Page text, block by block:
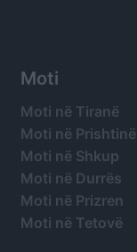
Moti
Moti në Tiranë
Moti në Prishtinë
Moti në Shkup
Moti në Durrës
Moti në Prizren
Moti në Tetovë